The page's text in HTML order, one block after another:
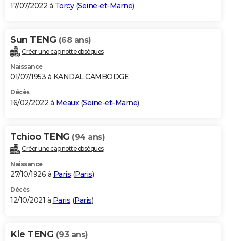
17/07/2022 à Torcy(Seine-et-Marne)
Sun TENG (68 ans)
Créer une cagnotte obsèques
Naissance
01/07/1953 à KANDAL CAMBODGE
Décès
16/02/2022 à Meaux(Seine-et-Marne)
Tchioo TENG (94 ans)
Créer une cagnotte obsèques
Naissance
27/10/1926 à Paris (Paris)
Décès
12/10/2021 à Paris (Paris)
Kie TENG (93 ans)